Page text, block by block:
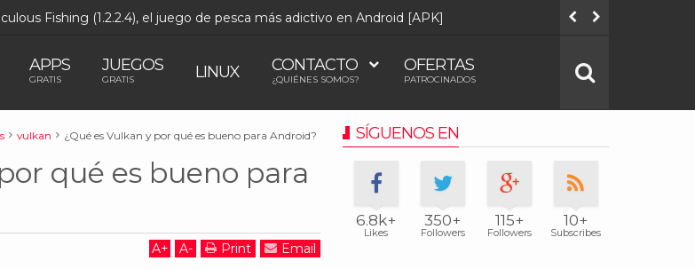
(1.2.2.4), el juego de pesca más adictivo en Android [APK] Quake Touch
APPS
GRATIS
JUEGOS
GRATIS LINUX CONTACTO
¿QUIÉNES SOMOS?
OFERTAS
PATROCINADOS
vulkan ¿Qué es Vulkan y por qué es bueno para Android?
qué es bueno para
A+ A- Print Email
SÍGUENOS EN
6.8k+
Likes
350+
Followers
115+
Followers
10+
Subscribes